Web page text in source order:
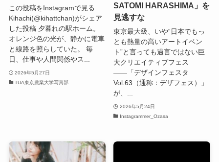
この投稿をInstagramで見る
Kihachi(@kihattchan)がシェア
した投稿 夕暮れの駅ホーム。
オレンジ色の光が、静かに電車
と線路を照らしていた。 毎
日、仕事や人間関係やス...
2026年5月27日
TUA東京農業大学写真部
SATOMI HARASHIMA」を
見逃すな
東京最大級、いや“日本でもっ
とも熱量の高いアートイベン
ト”と言っても過言ではない巨
大クリエイティブフェス
――「デザインフェスタ
Vol.63（通称：デザフェス）」
が、...
2026年5月24日
Instagrammer_Ozasa